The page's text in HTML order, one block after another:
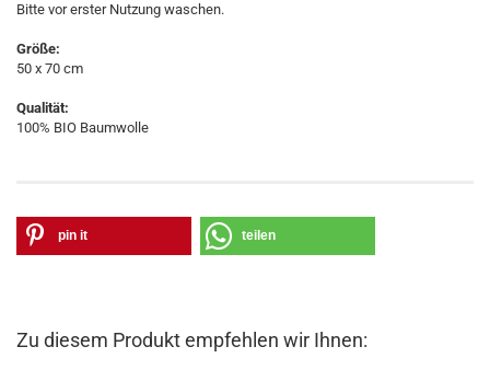
Bitte vor erster Nutzung waschen.
Größe:
50 x 70 cm
Qualität:
100% BIO Baumwolle
pin it teilen
Zu diesem Produkt empfehlen wir Ihnen: